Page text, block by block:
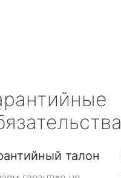
талон